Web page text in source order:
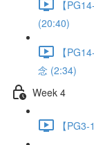
【
(20:40)
【
念 (2:34)
Week 4
【